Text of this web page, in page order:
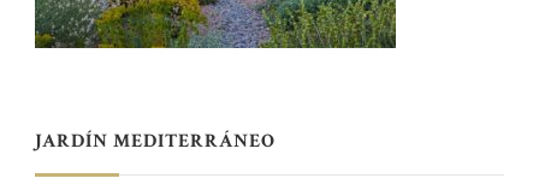
JARDÍN MEDITERRÁNEO